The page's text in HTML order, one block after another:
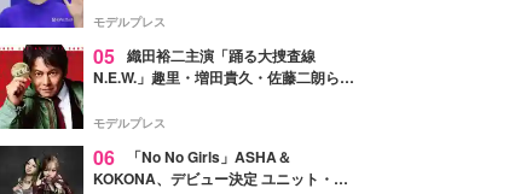
そう」と反響
モデルプレス
05 織田裕二主演「踊る大捜査線
N.E.W.」趣里・増田貴久・佐藤二朗ら新
徴する“謎のキーワード”も
モデルプレス
06
「No No Girls」ASHA＆
KOKONA、デビュー決定 ユニット・